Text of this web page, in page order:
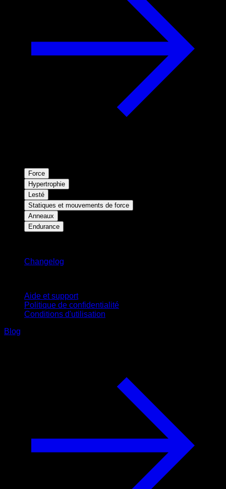
Force
Hypertrophie
Lesté
Statiques et mouvements de force
Anneaux
Endurance
Changelog
Aide et support
Politique de confidentialité
Conditions d'utilisation
Blog